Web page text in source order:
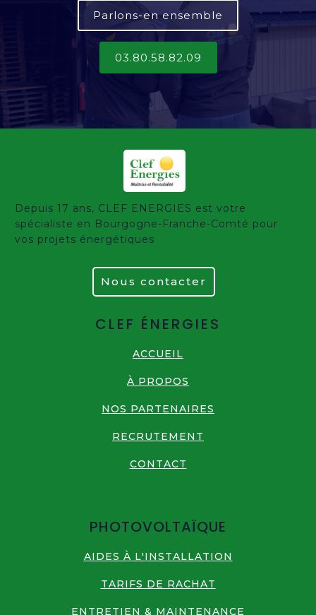
Parlons-en ensemble
03.80.58.82.09
Depuis 17 ans, CLEF ENERGIES est votre
spécialiste en Bourgogne-Franche-Comté pour
vos projets énergétiques
Nous contacter
CLEF ÉNERGIES
ACCUEIL
À PROPOS
NOS PARTENAIRES
RECRUTEMENT
CONTACT
PHOTOVOLTAÏQUE
AIDES À L'INSTALLATION
TARIFS DE RACHAT
ENTRETIEN & MAINTENANCE